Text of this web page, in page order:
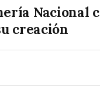
Nacional
creación